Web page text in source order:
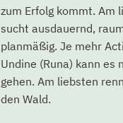
Hunde, aber auch von
und ist sehr sozial. Sie
zum Übermut und ist
Hund.